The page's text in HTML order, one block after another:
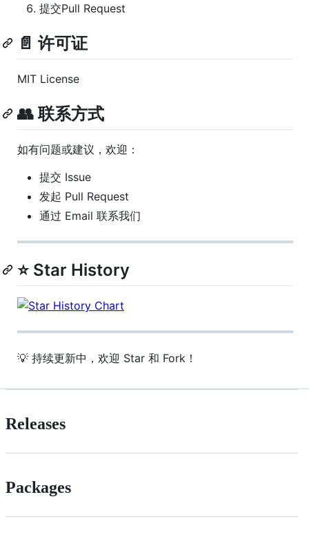
提交Pull Request
📄 许可证
MIT License
👥 联系方式
如有问题或建议，欢迎：
提交 Issue
发起 Pull Request
通过 Email 联系我们
⭐ Star History
💡 持续更新中，欢迎 Star 和 Fork！
Releases
Packages